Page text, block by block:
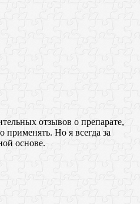
отзывов о препарате,
применять. Но я всегда за
основе.